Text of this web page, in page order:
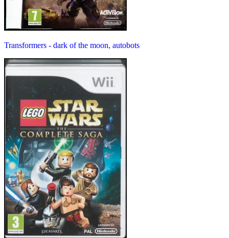
Transformers - dark of the moon, autobots